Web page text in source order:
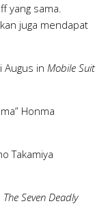
yang sama.
juga mendapat
Augus in Mobile Suit
Honma
Takamiya
The Seven Deadly